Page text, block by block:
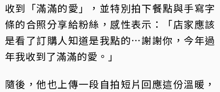
收到「滿滿的愛」，並特別拍下餐點與手寫字
條的合照分享給粉絲，感性表示：「店家應該
是看了訂購人知道是我點的⋯謝謝你，今年過
年我收到了滿滿的愛。」
隨後，他也上傳一段自拍短片回應這份溫暖，